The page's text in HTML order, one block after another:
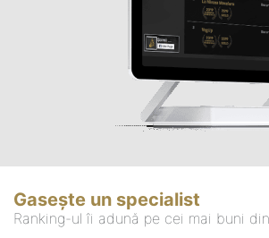
Gasește un specialist
Ranking-ul îi adună pe cei mai buni